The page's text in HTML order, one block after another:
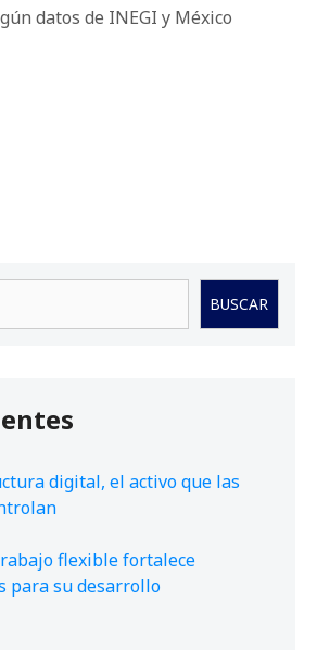
datos de INEGI y México
BUSCAR
digital, el activo que las
flexible fortalece
para su desarrollo